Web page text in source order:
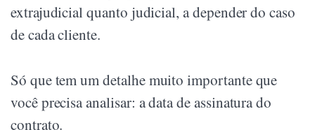
extrajudicial quanto judicial, a depender do caso
de cada cliente.
Só que tem um detalhe muito importante que
você precisa analisar: a data de assinatura do
contrato.